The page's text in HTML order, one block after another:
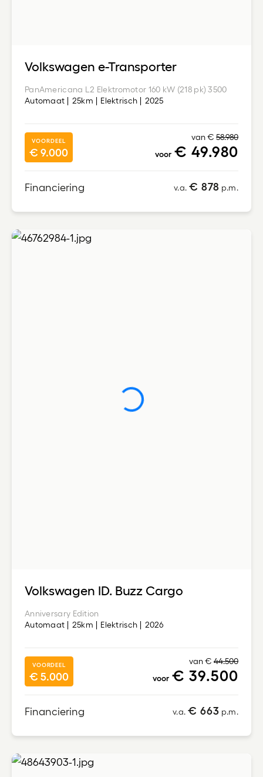
Volkswagen e-Transporter
PanAmericana L2 Elektromotor 160 kW (218 pk) 3500
Automaat
25km Elektrisch 2025
van €58.980
voor € 49.980
VOORDEEL
€ 9.000
Financiering v.a. € 878 p.m.
Volkswagen ID. Buzz Cargo
Anniversary Edition
Automaat
25km Elektrisch 2026
van €44.500
voor € 39.500
VOORDEEL
€ 5.000
Financiering v.a. € 663 p.m.